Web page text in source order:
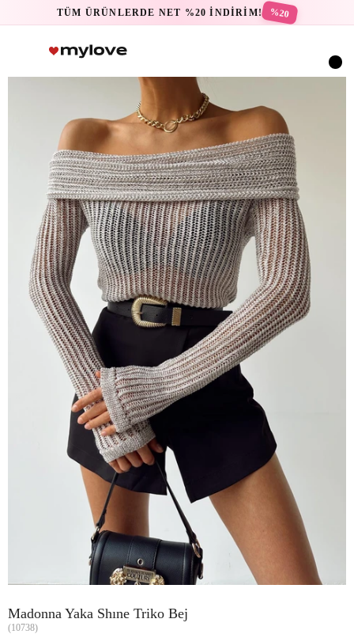
TÜM ÜRÜNLERDE NET %20 İNDİRİM! %20
Madonna Yaka Shıne Triko Bej
(10738)